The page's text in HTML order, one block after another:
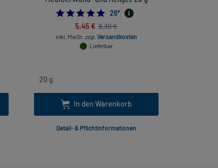
5.0
26*
5,45 € 8,39 €
inkl. MwSt. zzgl. Versandkosten
Lieferbar
In den Warenkorb
Detail- & Pflichtinformationen